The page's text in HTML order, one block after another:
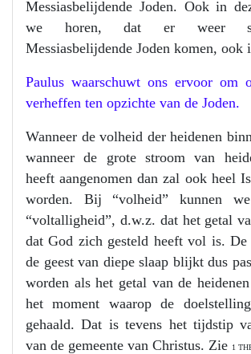
Messiasbelijdende Joden. Ook in
we horen, dat er weer
Messiasbelijdende Joden komen, ook
Paulus waarschuwt ons ervoor om
verheffen ten opzichte van de Joden.
Wanneer de volheid der heidenen
wanneer de grote stroom van
heeft aangenomen dan zal ook heel
worden. Bij “volheid” kunnen
“voltalligheid”, d.w.z. dat het getal
dat God zich gesteld heeft vol is. De
de geest van diepe slaap blijkt dus
worden als het getal van de
het moment waarop de
gehaald. Dat is tevens het tijdstip
van de gemeente van Christus. Zie 1